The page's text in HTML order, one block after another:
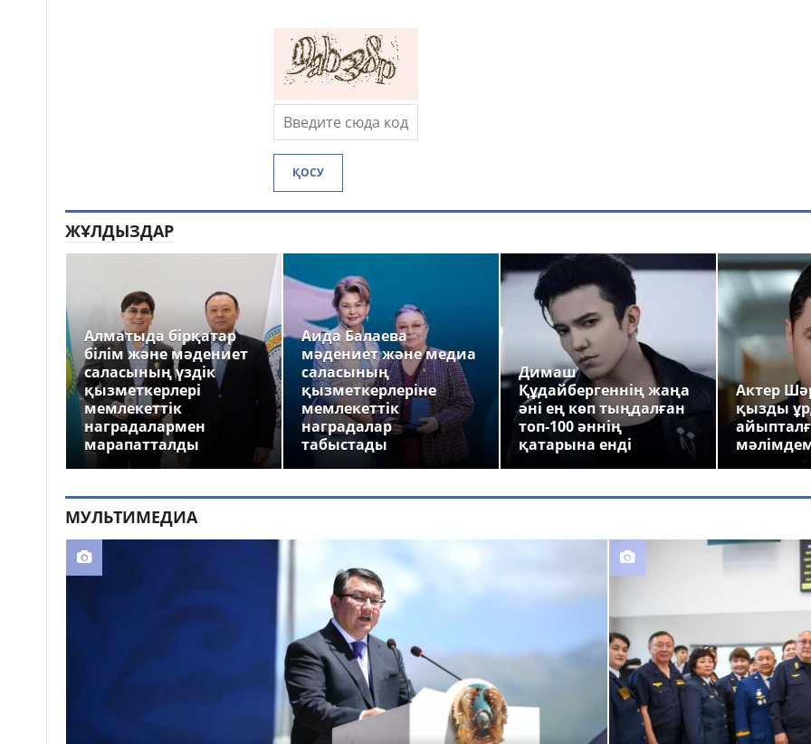
ҚОСУ
ЖҰЛДЫЗДАР
Алматыда бірқатар
білім және мәдениет
саласының үздік
қызметкерлері
мемлекеттік
наградалармен
марапатталды
Аида Балаева
мәдениет және медиа
саласының
қызметкерлеріне
мемлекеттік
наградалар
табыстады
Димаш
Құдайбергеннің жаңа
әні ең көп тыңдалған
топ-100 әннің
қатарына енді
Актер
қызды
МУЛЬТИМЕДИА